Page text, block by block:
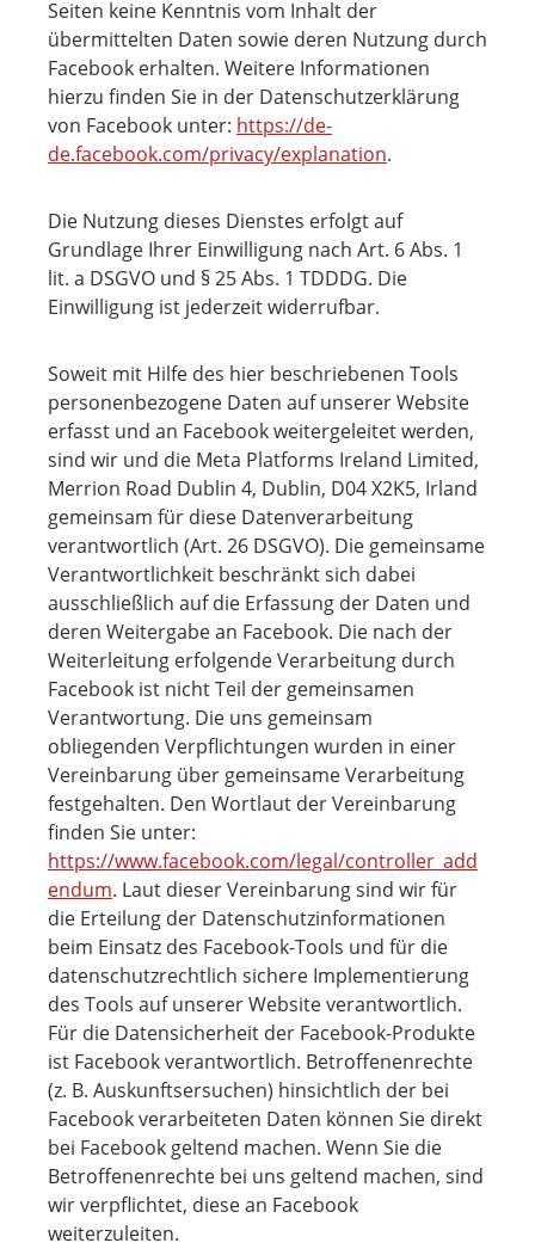
Seiten keine Kenntnis vom Inhalt der
übermittelten Daten sowie deren Nutzung durch
Facebook erhalten. Weitere Informationen
hierzu finden Sie in der Datenschutzerklärung
von Facebook unter: https://de-
de.facebook.com/privacy/explanation.
Die Nutzung dieses Dienstes erfolgt auf
Grundlage Ihrer Einwilligung nach Art. 6 Abs. 1
lit. a DSGVO und § 25 Abs. 1 TDDDG. Die
Einwilligung ist jederzeit widerrufbar.
Soweit mit Hilfe des hier beschriebenen Tools
personenbezogene Daten auf unserer Website
erfasst und an Facebook weitergeleitet werden,
sind wir und die Meta Platforms Ireland Limited,
Merrion Road Dublin 4, Dublin, D04 X2K5, Irland
gemeinsam für diese Datenverarbeitung
verantwortlich (Art. 26 DSGVO). Die gemeinsame
Verantwortlichkeit beschränkt sich dabei
ausschließlich auf die Erfassung der Daten und
deren Weitergabe an Facebook. Die nach der
Weiterleitung erfolgende Verarbeitung durch
Facebook ist nicht Teil der gemeinsamen
Verantwortung. Die uns gemeinsam
obliegenden Verpflichtungen wurden in einer
Vereinbarung über gemeinsame Verarbeitung
festgehalten. Den Wortlaut der Vereinbarung
finden Sie unter:
https://www.facebook.com/legal/controller_add
endum. Laut dieser Vereinbarung sind wir für
die Erteilung der Datenschutzinformationen
beim Einsatz des Facebook-Tools und für die
datenschutzrechtlich sichere Implementierung
des Tools auf unserer Website verantwortlich.
Für die Datensicherheit der Facebook-Produkte
ist Facebook verantwortlich. Betroffenenrechte
(z. B. Auskunftsersuchen) hinsichtlich der bei
Facebook verarbeiteten Daten können Sie direkt
bei Facebook geltend machen. Wenn Sie die
Betroffenenrechte bei uns geltend machen, sind
wir verpflichtet, diese an Facebook
weiterzuleiten.